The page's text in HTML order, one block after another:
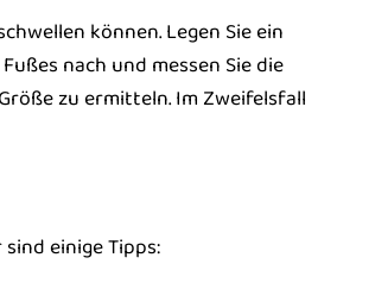
können. Legen Sie ein
nach und messen Sie die
zu ermitteln. Im Zweifelsfall
einige Tipps: